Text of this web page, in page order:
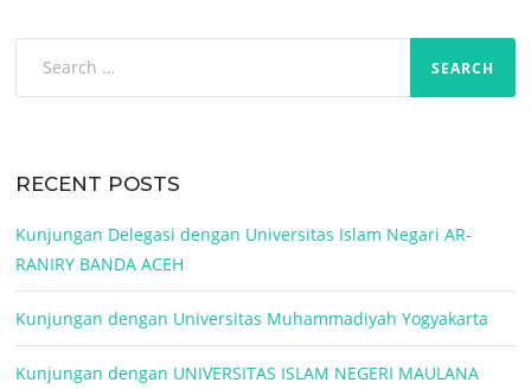
RECENT POSTS
Kunjungan Delegasi dengan Universitas Islam Negari AR-
RANIRY BANDA ACEH
Kunjungan dengan Universitas Muhammadiyah Yogyakarta
Kunjungan dengan UNIVERSITAS ISLAM NEGERI MAULANA